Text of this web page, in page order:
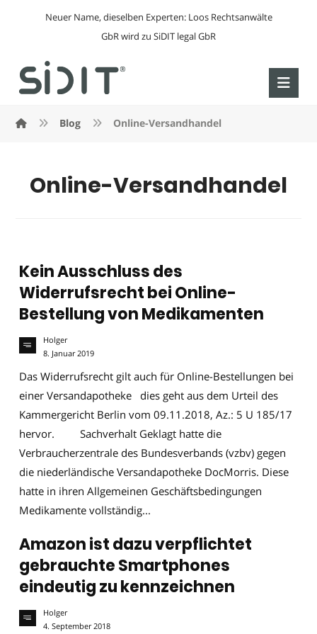
Neuer Name, dieselben Experten: Loos Rechtsanwälte
GbR wird zu SiDIT legal GbR
Blog Online-Versandhandel
Online-Versandhandel
Kein Ausschluss des
Widerrufsrecht bei Online-
Bestellung von Medikamenten
Holger
8. Januar 2019
Das Widerrufsrecht gilt auch für Online-Bestellungen bei
einer Versandapotheke dies geht aus dem Urteil des
Kammergericht Berlin vom 09.11.2018, Az.: 5 U 185/17
hervor. Sachverhalt Geklagt hatte die
Verbraucherzentrale des Bundesverbands (vzbv) gegen
die niederländische Versandapotheke DocMorris. Diese
hatte in ihren Allgemeinen Geschäftsbedingungen
Medikamente vollständig...
Amazon ist dazu verpflichtet
gebrauchte Smartphones
eindeutig zu kennzeichnen
Holger
4. September 2018